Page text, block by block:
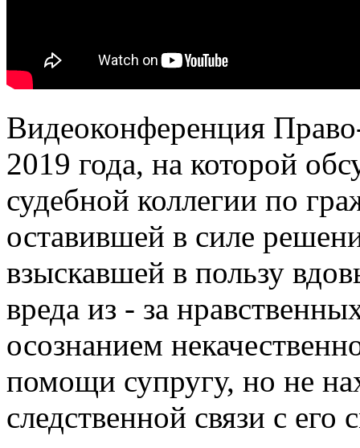
Видеоконференция
2019 года, на которой
судебной коллегии по
оставившей в силе
взыскавшей в пользу
вреда из - за
осознанием
помощи супругу, но не
следственной связи с его